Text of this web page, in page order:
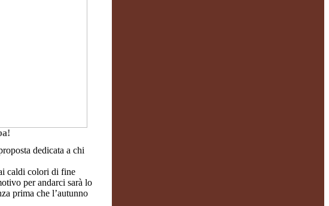
dedicata a chi
caldi colori di fine
per andarci sarà lo
prima che l’autunno